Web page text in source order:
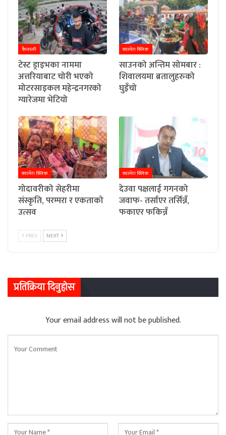
कैलाली
टेस्ट ड्राइभका नाममा
अत्तरियाबाट चोरी भएको
मोटरसाइकल महेन्द्रनगरको
ग्यारेजमा भेटियो
क्यामेरा क्लिक
साउनको अन्तिम सोमबार :
शिवालयमा ब्रतालुहरुको
घुइँचो
क्यामेरा क्लिक
गोदावरीको सेहरीमा
संस्कृति, परम्परा र एकताको
उत्सव
क्यामेरा क्लिक
देउवा पक्षलाई गगनको
जवाफ- तर्साएर तर्सिन्नँ,
फकाएर फकिन्नँ
PREV NEXT
प्रतिक्रिया दिनुहोस
Your email address will not be published.